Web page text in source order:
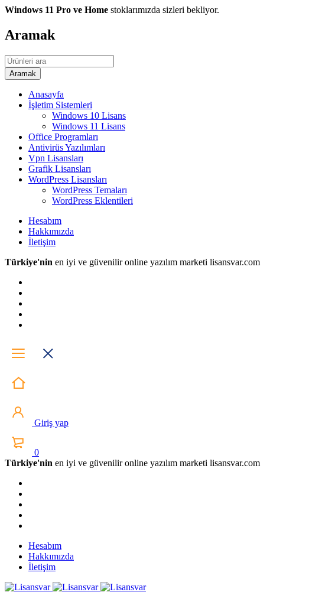
Windows 11 Pro ve Home stoklarımızda sizleri bekliyor.
Aramak
Anasayfa
İşletim Sistemleri
Windows 10 Lisans
Windows 11 Lisans
Office Programları
Antivirüs Yazılımları
Vpn Lisansları
Grafik Lisansları
WordPress Lisansları
WordPress Temaları
WordPress Eklentileri
Hesabım
Hakkımızda
İletişim
Türkiye'nin en iyi ve güvenilir online yazılım marketi lisansvar.com
Giriş yap
0
Türkiye'nin en iyi ve güvenilir online yazılım marketi lisansvar.com
Hesabım
Hakkımızda
İletişim